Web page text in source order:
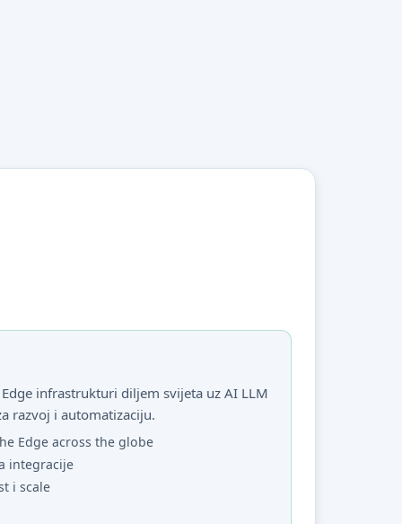
infrastrukturi diljem svijeta uz AI LLM
razvoj i automatizaciju.
Edge across the globe
integracije
i scale